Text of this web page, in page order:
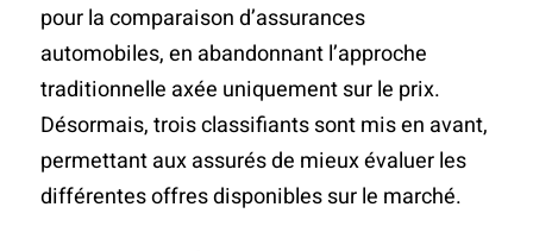
pour la comparaison d’assurances
automobiles, en abandonnant l’approche
traditionnelle axée uniquement sur le prix.
Désormais, trois classifiants sont mis en avant,
permettant aux assurés de mieux évaluer les
différentes offres disponibles sur le marché.